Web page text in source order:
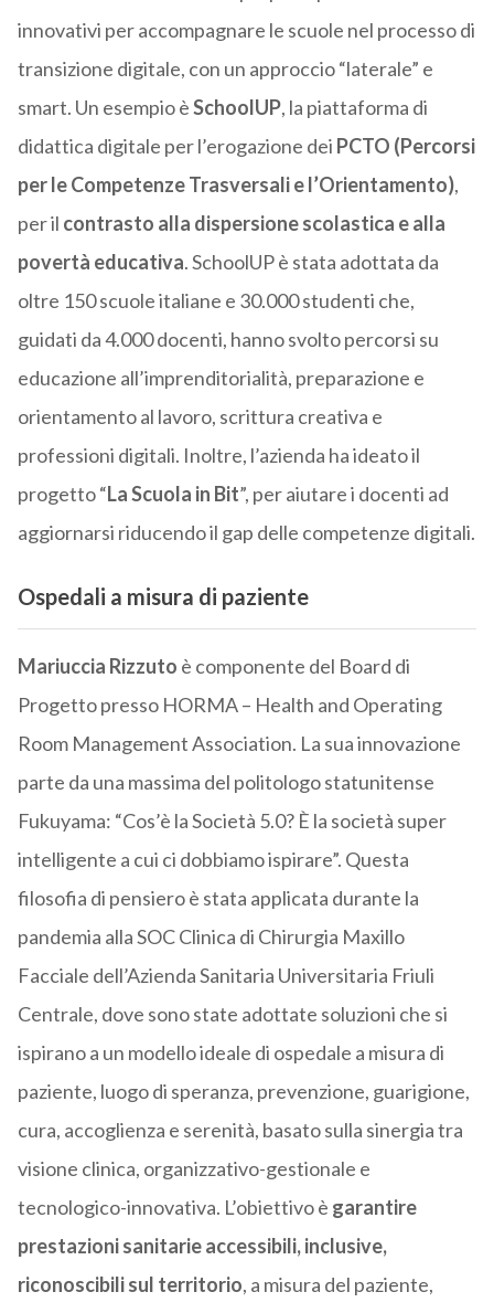
innovativi per accompagnare le scuole nel processo di
transizione digitale, con un approccio “laterale” e
smart. Un esempio èSchoolUP, la piattaforma di
didattica digitale per l’erogazione dei PCTO (Percorsi
per le Competenze Trasversali e l’Orientamento),
per il contrasto alla dispersione scolastica e alla
povertà educativa. SchoolUP è stata adottata da
oltre 150 scuole italiane e 30.000 studenti che,
guidati da 4.000 docenti, hanno svolto percorsi su
educazione all’imprenditorialità, preparazione e
orientamento al lavoro, scrittura creativa e
professioni digitali. Inoltre, l’azienda ha ideato il
progetto “La Scuola in Bit”, per aiutare i docenti ad
aggiornarsi riducendo il gap delle competenze digitali.
Ospedali a misura di paziente
Mariuccia Rizzuto è componente del Board di
Progetto presso HORMA – Health and Operating
Room Management Association. La sua innovazione
parte da una massima del politologo statunitense
Fukuyama: “Cos’è la Società 5.0? È la società super
intelligente a cui ci dobbiamo ispirare”. Questa
filosofia di pensiero è stata applicata durante la
pandemia alla SOC Clinica di Chirurgia Maxillo
Facciale dell’Azienda Sanitaria Universitaria Friuli
Centrale, dove sono state adottate soluzioni che si
ispirano a un modello ideale di ospedale a misura di
paziente, luogo di speranza, prevenzione, guarigione,
cura, accoglienza e serenità, basato sulla sinergia tra
visione clinica, organizzativo-gestionale e
tecnologico-innovativa. L’obiettivo è garantire
prestazioni sanitarie accessibili, inclusive,
riconoscibili sul territorio, a misura del paziente,